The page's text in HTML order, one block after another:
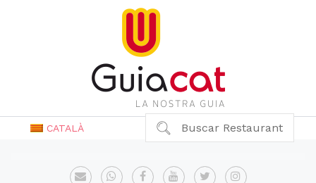
CATALÀ Buscar Restaurant